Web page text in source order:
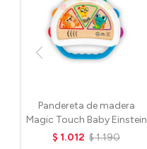
Pandereta de madera
Magic Touch Baby Einstein
$ 1.012 $1.190